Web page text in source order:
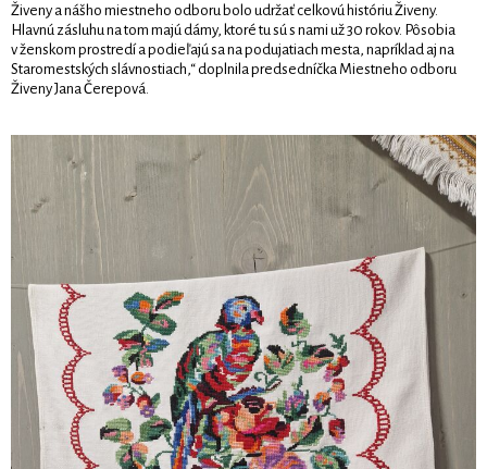
Živeny a nášho miestneho odboru bolo udržať celkovú históriu Živeny.
Hlavnú zásluhu na tom majú dámy, ktoré tu sú s nami už 30 rokov. Pôsobia
v ženskom prostredí a podieľajú sa na podujatiach mesta, napríklad aj na
Staromestských slávnostiach,“ doplnila predsedníčka Miestneho odboru
Živeny Jana Čerepová.